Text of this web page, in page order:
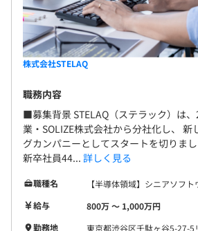
株式会社STELAQ
職務内容
■募集背景 STELAQ（ステラック）は
業・SOLIZE株式会社から分社化し、 新
グカンパニーとしてスタートを切りま
新卒社員44... 詳しく見る
職種名
【半導体領域】シニアソフ
給与
800万 〜 1,000万円
勤務地
東京都渋谷区千駄ヶ谷5-27-